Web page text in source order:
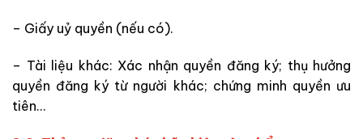
– Giấy uỷ quyền (nếu có).
– Tài liệu khác: Xác nhận quyền đăng ký; thụ hưởng
quyền đăng ký từ người khác; chứng minh quyền ưu
tiên…